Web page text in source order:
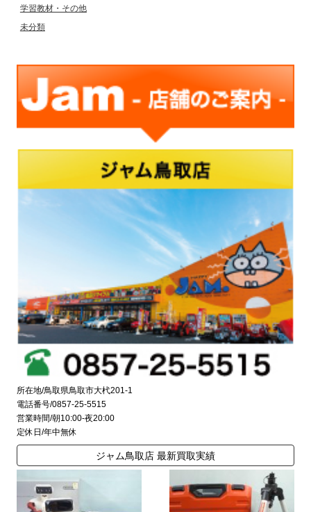
学習教材・その他
未分類
所在地/鳥取県鳥取市大杙201-1
電話番号/0857-25-5515
営業時間/朝10:00-夜20:00
定休日/年中無休
ジャム鳥取店 最新買取実績